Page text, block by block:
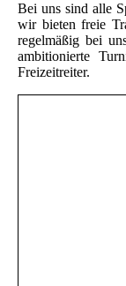
Bei uns sind alle
wir bieten freie
regelmäßig bei
ambitionierte
Freizeitreiter.